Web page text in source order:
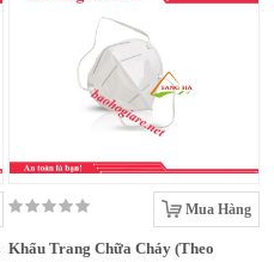
Mua Hàng
Khẩu Trang Chữa Cháy (Theo